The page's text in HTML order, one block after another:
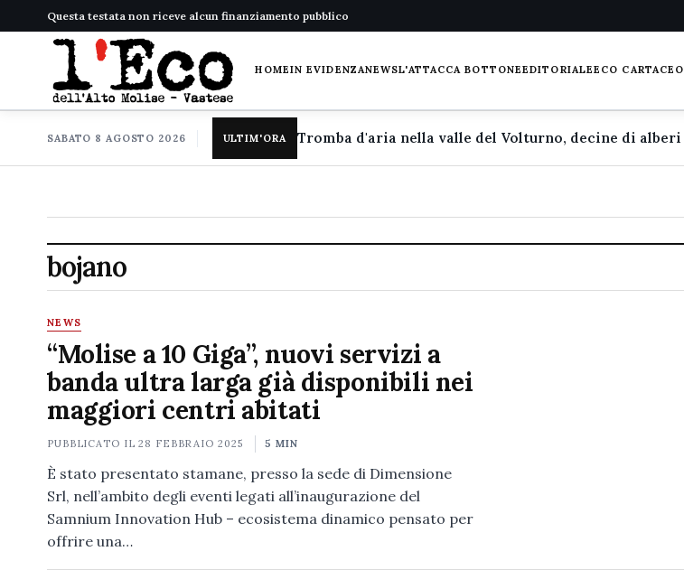
Questa testata non riceve alcun finanziamento pubblico
HOMEIN EVIDENZANEWSL'ATTACCA BOTTONEEDITORIALEECO CARTACEO
SABATO 8 AGOSTO 2026 ULTIM'ORA
bojano
NEWS
“Molise a 10 Giga”, nuovi servizi a
banda ultra larga già disponibili nei
maggiori centri abitati
PUBBLICATO IL28 FEBBRAIO 2025 5 MIN
È stato presentato stamane, presso la sede di Dimensione
Srl, nell’ambito degli eventi legati all’inaugurazione del
Samnium Innovation Hub – ecosistema dinamico pensato per
offrire una…